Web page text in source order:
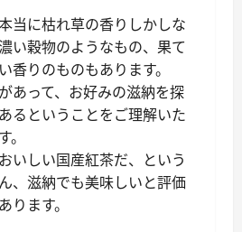
当に枯れ草の香りしかしな
い穀物のようなもの、果て
香りのものもあります。
あって、お好みの滋納を探
るということをご理解いた
いしい国産紅茶だ、という
、滋納でも美味しいと評価
ります。